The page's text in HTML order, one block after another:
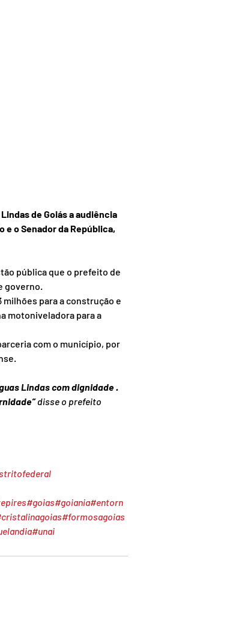
de Goiás a audiência
e o Senador da República,
pública que o prefeito de
governo.
milhões para a construção e
motoniveladora para a
com o município, por
Lindas com dignidade .
disse o prefeito
#goias#goiania#entorn
#formosagoias
#unai